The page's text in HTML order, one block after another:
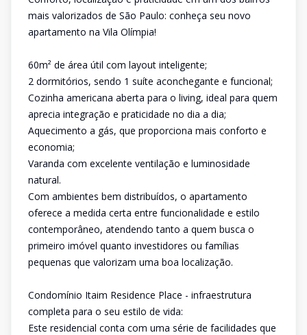
mais valorizados de São Paulo: conheça seu novo
apartamento na Vila Olímpia!
60m² de área útil com layout inteligente;
2 dormitórios, sendo 1 suíte aconchegante e funcional;
Cozinha americana aberta para o living, ideal para quem
aprecia integração e praticidade no dia a dia;
Aquecimento a gás, que proporciona mais conforto e
economia;
Varanda com excelente ventilação e luminosidade
natural.
Com ambientes bem distribuídos, o apartamento
oferece a medida certa entre funcionalidade e estilo
contemporâneo, atendendo tanto a quem busca o
primeiro imóvel quanto investidores ou famílias
pequenas que valorizam uma boa localização.
Condomínio Itaim Residence Place - infraestrutura
completa para o seu estilo de vida:
Este residencial conta com uma série de facilidades que